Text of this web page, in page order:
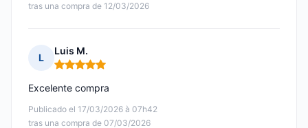
tras una compra de 12/03/2026
L
Luis M.
Nota: 5 de 5
Publicado el 17/03/2026 à 07h42
tras una compra de 07/03/2026
Excelente compra